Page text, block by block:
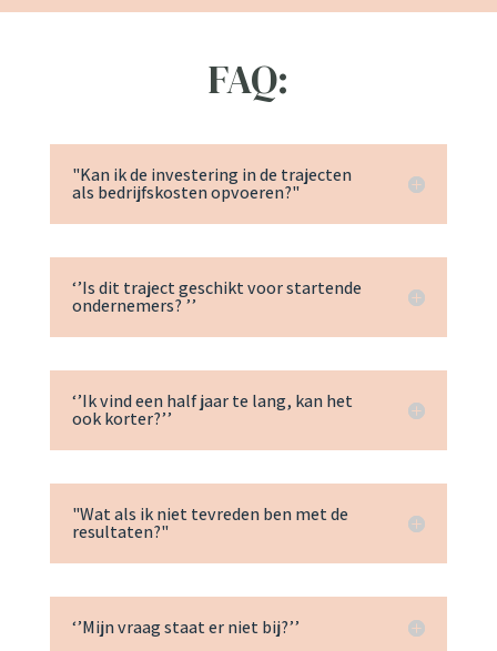
FAQ:
"Kan ik de investering in de trajecten
als bedrijfskosten opvoeren?"
‘’Is dit traject geschikt voor startende
ondernemers? ’’
‘’Ik vind een half jaar te lang, kan het
ook korter?’’
"Wat als ik niet tevreden ben met de
resultaten?"
‘’Mijn vraag staat er niet bij?’’